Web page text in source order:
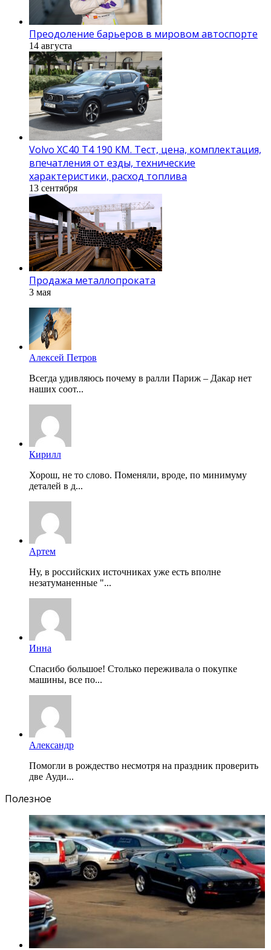
Преодоление барьеров в мировом автоспорте
14 августа
Volvo XC40 T4 190 КМ. Тест, цена, комплектация,
впечатления от езды, технические
характеристики, расход топлива
13 сентября
Продажа металлопроката
3 мая
Алексей Петров
Всегда удивляюсь почему в ралли Париж – Дакар нет
наших соот...
Кирилл
Хорош, не то слово. Поменяли, вроде, по минимуму
деталей в д...
Артем
Ну, в российских источниках уже есть вполне
незатуманенные "...
Инна
Спасибо большое! Столько переживала о покупке
машины, все по...
Александр
Помогли в рождество несмотря на праздник проверить
две Ауди...
Полезное